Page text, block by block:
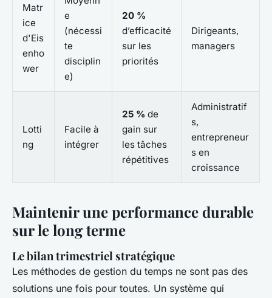
Matr
ice
d'Eis
enho
wer
e
(nécessi
te
disciplin
e)
20 %
d’efficacité
sur les
priorités
Dirigeants,
managers
Lotti
ng
Facile à
intégrer
25 % de
gain sur
les tâches
répétitives
Administratif
s,
entrepreneur
s en
croissance
Maintenir une performance durable
sur le long terme
Le bilan trimestriel stratégique
Les méthodes de gestion du temps ne sont pas des
solutions une fois pour toutes. Un système qui